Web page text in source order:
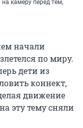
камеру перед тем,
начали
по миру.
дети из
коннект,
движение
эту тему сняли